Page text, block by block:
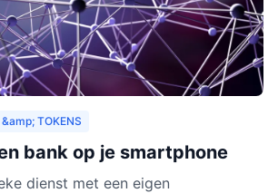
TOKENS
bank op je smartphone
dienst met een eigen